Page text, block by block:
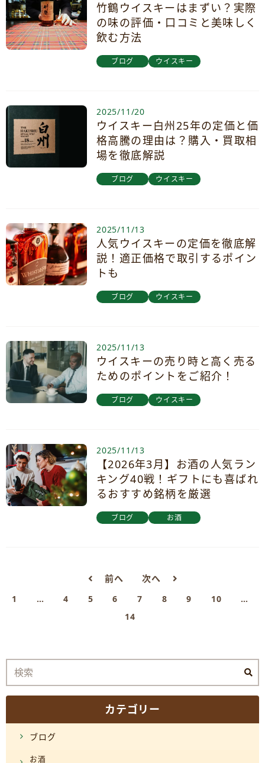
竹鶴ウイスキーはまずい？実際
の味の評価・口コミと美味しく
飲む方法
ブログ ウイスキー
2025/11/20
ウイスキー白州25年の定価と価
格高騰の理由は？購入・買取相
場を徹底解説
ブログ ウイスキー
2025/11/13
人気ウイスキーの定価を徹底解
説！適正価格で取引するポイン
トも
ブログ ウイスキー
2025/11/13
ウイスキーの売り時と高く売る
ためのポイントをご紹介！
ブログ ウイスキー
2025/11/13
【2026年3月】お酒の人気ラン
キング40戦！ギフトにも喜ばれ
るおすすめ銘柄を厳選
ブログ お酒
前へ 次へ
1 … 4 5 6 7 8 9 10
…
14
カテゴリー
ブログ
お酒